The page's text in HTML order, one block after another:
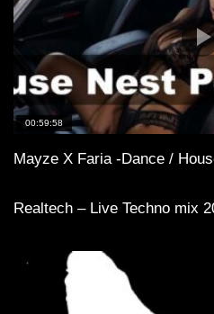
00:59:58
Mayze X Faria -Dance /
Realtech – Live Techno mix